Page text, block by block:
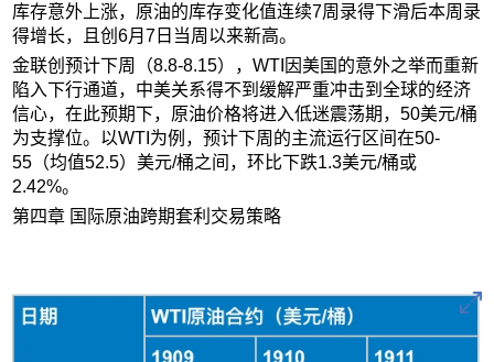
库存意外上涨，原油的库存变化值连续7周录得下滑后本周录
得增长，且创6月7日当周以来新高。
金联创预计下周（8.8-8.15），WTI因美国的意外之举而重新
陷入下行通道，中美关系得不到缓解严重冲击到全球的经济
信心，在此预期下，原油价格将进入低迷震荡期，50美元/桶
为支撑位。以WTI为例，预计下周的主流运行区间在50-
55（均值52.5）美元/桶之间，环比下跌1.3美元/桶或
2.42%。
第四章 国际原油跨期套利交易策略